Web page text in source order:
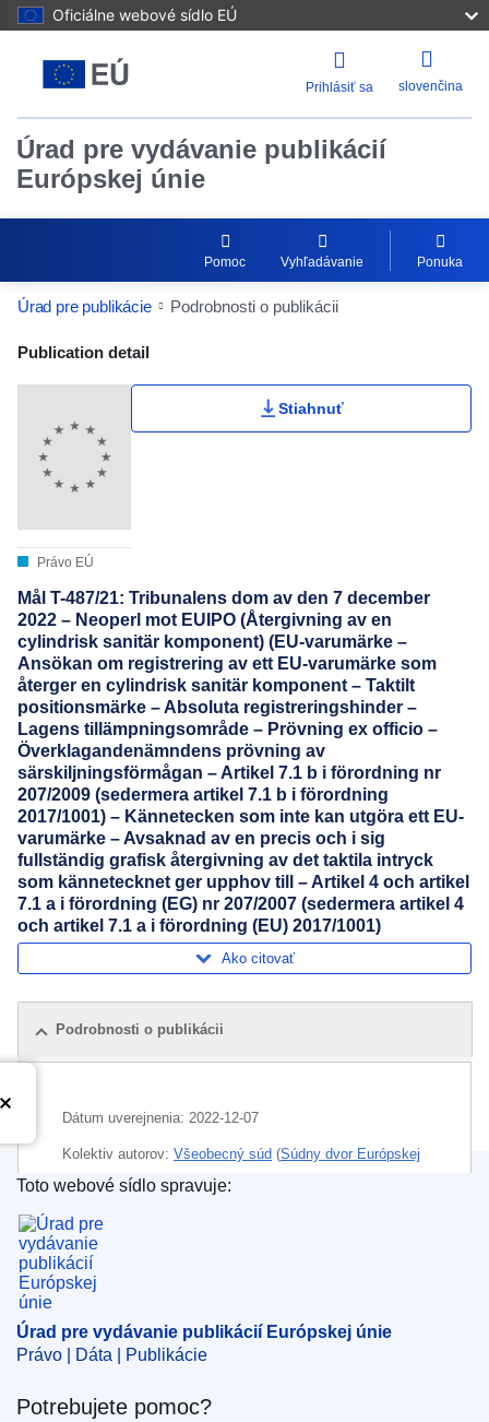
Oficiálne webové sídlo EÚ
Prihlásiť sa slovenčina
Úrad pre vydávanie publikácií
Európskej únie
Pomoc Vyhľadávanie Ponuka
Úrad pre publikácie Podrobnosti o publikácii
Publication Detail Actions Portlet
Publication detail
Právo EÚ
Stiahnuť
Mål T-487/21: Tribunalens dom av den 7 december
2022 – Neoperl mot EUIPO (Återgivning av en
cylindrisk sanitär komponent) (EU-varumärke –
Ansökan om registrering av ett EU-varumärke som
återger en cylindrisk sanitär komponent – Taktilt
positionsmärke – Absoluta registreringshinder –
Lagens tillämpningsområde – Prövning ex officio –
Överklagandenämndens prövning av
särskiljningsförmågan – Artikel 7.1 b i förordning nr
207/2009 (sedermera artikel 7.1 b i förordning
2017/1001) – Kännetecken som inte kan utgöra ett EU-
varumärke – Avsaknad av en precis och i sig
fullständig grafisk återgivning av det taktila intryck
som kännetecknet ger upphov till – Artikel 4 och artikel
7.1 a i förordning (EG) nr 207/2007 (sedermera artikel 4
och artikel 7.1 a i förordning (EU) 2017/1001)
Ako citovať
Podrobnosti o publikácii
Dátum uverejnenia: 2022-12-07
Kolektiv autorov: Všeobecný súd (Súdny dvor Európskej
únie)
Oblasť:
známok
inštalácia
OJ : JOC_2023_035_R_0060
Úrad pre vydávanie publikácií Európskej únie
Toto webové sídlo spravuje:
Úrad pre vydávanie publikácií Európskej únie
Právo | Dáta | Publikácie
Potrebujete pomoc?